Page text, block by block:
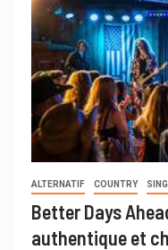
ALTERNATIF COUNTRY
Better Days
authentique et